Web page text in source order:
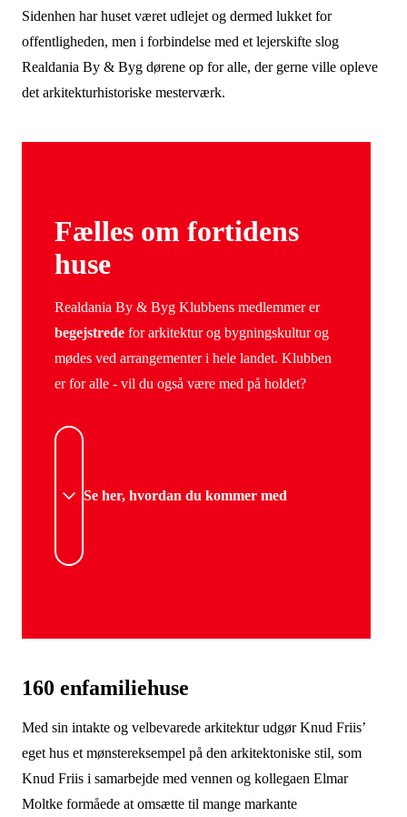
Sidenhen har huset været udlejet og dermed lukket for
offentligheden, men i forbindelse med et lejerskifte slog
Realdania By & Byg dørene op for alle, der gerne ville opleve
det arkitekturhistoriske mesterværk.
Fælles om fortidens
huse
Realdania By & Byg Klubbens medlemmer er
begejstrede for arkitektur og bygningskultur og
mødes ved arrangementer i hele landet. Klubben
er for alle - vil du også være med på holdet?
Se her, hvordan du kommer med
160 enfamiliehuse
Med sin intakte og velbevarede arkitektur udgør Knud Friis’
eget hus et mønstereksempel på den arkitektoniske stil, som
Knud Friis i samarbejde med vennen og kollegaen Elmar
Moltke formåede at omsætte til mange markante